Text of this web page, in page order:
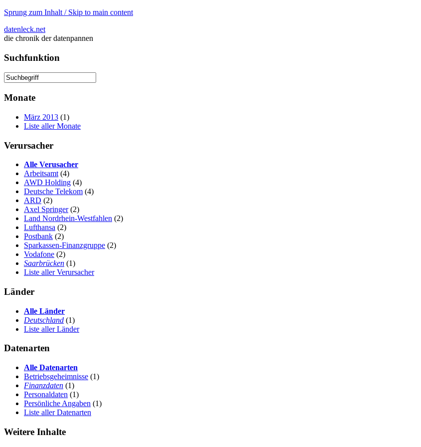
Sprung zum Inhalt / Skip to main content
datenleck.net
die chronik der datenpannen
Suchfunktion
Monate
März 2013 (1)
Liste aller Monate
Verursacher
Alle Verusacher
Arbeitsamt (4)
AWD Holding (4)
Deutsche Telekom (4)
ARD (2)
Axel Springer(2)
Land Nordrhein-Westfahlen (2)
Lufthansa (2)
Postbank (2)
Sparkassen-Finanzgruppe (2)
Vodafone (2)
Saarbrücken (1)
Liste aller Verursacher
Länder
Alle Länder
Deutschland (1)
Liste aller Länder
Datenarten
Alle Datenarten
Betriebsgeheimnisse (1)
Finanzdaten (1)
Personaldaten (1)
Persönliche Angaben (1)
Liste aller Datenarten
Weitere Inhalte